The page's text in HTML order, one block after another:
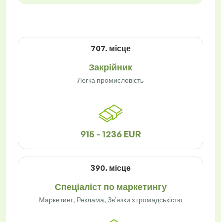
707. місце
Закрійник
Легка промисловість
915 - 1236 EUR
390. місце
Спеціаліст по маркетингу
Маркетинг, Реклама, Зв'язки з громадськістю